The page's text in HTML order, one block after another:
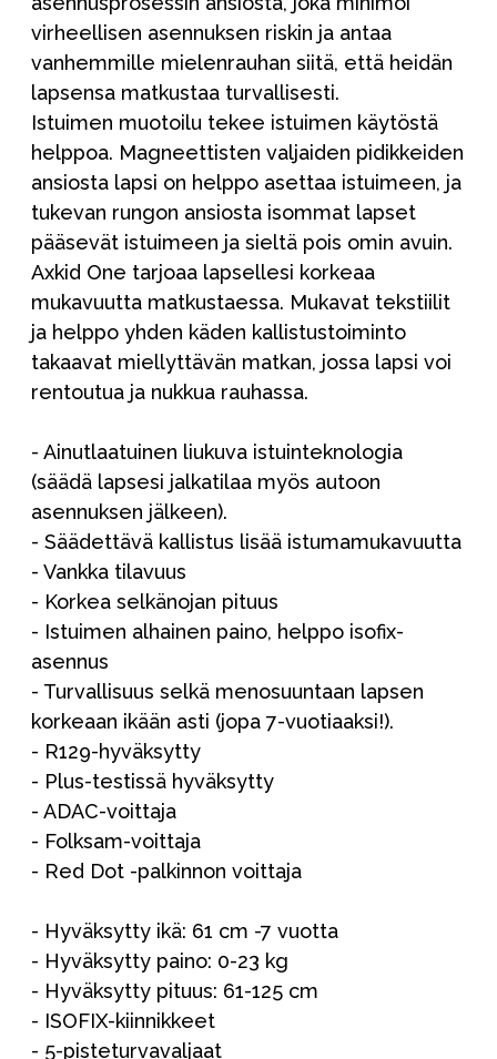
virheellisen asennuksen riskin ja antaa
vanhemmille mielenrauhan siitä, että heidän
lapsensa matkustaa turvallisesti.
Istuimen muotoilu tekee istuimen käytöstä
helppoa. Magneettisten valjaiden pidikkeiden
ansiosta lapsi on helppo asettaa istuimeen, ja
tukevan rungon ansiosta isommat lapset
pääsevät istuimeen ja sieltä pois omin avuin.
Axkid One tarjoaa lapsellesi korkeaa
mukavuutta matkustaessa. Mukavat tekstiilit
ja helppo yhden käden kallistustoiminto
takaavat miellyttävän matkan, jossa lapsi voi
rentoutua ja nukkua rauhassa.
- Ainutlaatuinen liukuva istuinteknologia
(säädä lapsesi jalkatilaa myös autoon
asennuksen jälkeen).
- Säädettävä kallistus lisää istumamukavuutta
- Vankka tilavuus
- Korkea selkänojan pituus
- Istuimen alhainen paino, helppo isofix-
asennus
- Turvallisuus selkä menosuuntaan lapsen
korkeaan ikään asti (jopa 7-vuotiaaksi!).
- R129-hyväksytty
- Plus-testissä hyväksytty
- ADAC-voittaja
- Folksam-voittaja
- Red Dot -palkinnon voittaja
- Hyväksytty ikä: 61 cm -7 vuotta
- Hyväksytty paino: 0-23 kg
- Hyväksytty pituus: 61-125 cm
- ISOFIX-kiinnikkeet
- 5-pisteturvavaljaat